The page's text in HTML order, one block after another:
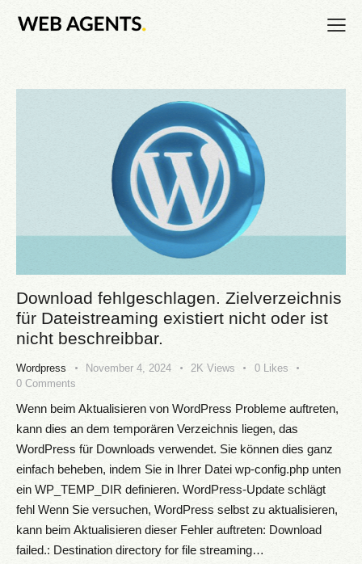
Download fehlgeschlagen. Zielverzeichnis
für Dateistreaming existiert nicht oder ist
nicht beschreibbar.
Wordpress November 4, 2024 2K Views 0 Likes
0 Comments
Wenn beim Aktualisieren von WordPress Probleme auftreten,
kann dies an dem temporären Verzeichnis liegen, das
WordPress für Downloads verwendet. Sie können dies ganz
einfach beheben, indem Sie in Ihrer Datei wp-config.php unten
ein WP_TEMP_DIR definieren. WordPress-Update schlägt
fehl Wenn Sie versuchen, WordPress selbst zu aktualisieren,
kann beim Aktualisieren dieser Fehler auftreten: Download
failed.: Destination directory for file streaming…